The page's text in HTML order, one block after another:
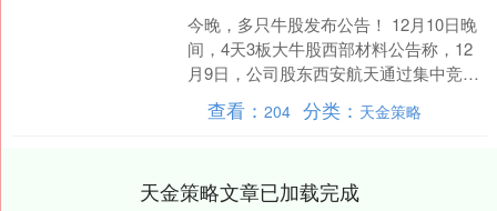
今晚，多只牛股发布公告！ 12月10日晚
间，4天3板大牛股西部材料公告称，12
月9日，公司股东西安航天通过集中竞价
交易方式减持244万股，占公司总股本的
0.50....
查看：204 分类： 天金策略
天金策略文章已加载完成